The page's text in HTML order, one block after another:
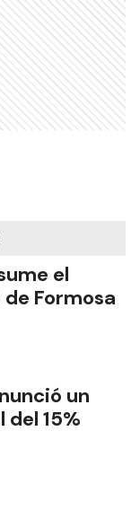
el
Formosa
un
15%